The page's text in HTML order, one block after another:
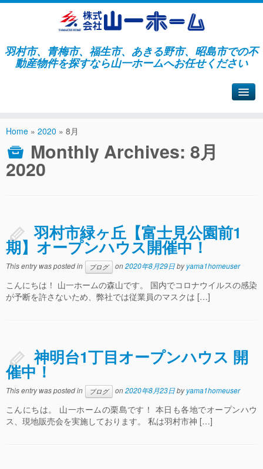
羽村市、青梅市、福生市、あきる野市、昭島市での不
動産物件を探すなら山一ホームへお任せください
Home » 2020 » 8月
Monthly Archives: 8月
2020
羽村市緑ヶ丘【富士見公園前1
期】オープンハウス開催中！
This entry was posted in ブログ on2020年8月29日byyama1homeuser
こんにちは！ 山一ホームの森山です。 国内でコロナウイルスの感染
が予断を許さないため、弊社では従業員のマスクは […]
神明台1丁目オープンハウス 開
催中！
This entry was posted in ブログ on2020年8月23日byyama1homeuser
こんにちは。 山一ホームの栗島です！ 本日も各地でオープンハウ
ス、現地販売会を実施しております。 私は羽村市神 […]